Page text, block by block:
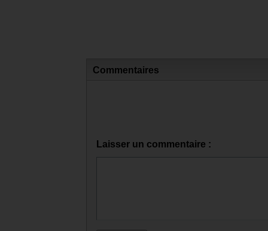
Commentaires
Laisser un commentaire :